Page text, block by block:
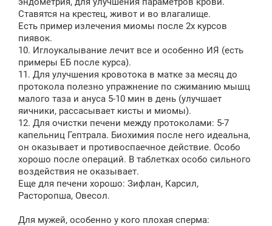
Ставятся на крестец, живот и во влагалище.
Есть пример излечения миомы после 2х курсов
пиявок.
10. Иглоукалывание лечит все и особенно ИЯ (есть
примеры ЕБ после курса).
11. Для улучшения кровотока в матке за месяц до
протокола полезно упражнение по сжиманию мышц
малого таза и ануса 5-10 мин в день (улучшает
яичники, рассасывает кисты и миомы).
12. Для очистки печени между протоколами: 5-7
капельниц Гептрала. Биохимия после него идеальна,
он оказывает и противоспаечное действие. Особо
хорошо после операций. В таблетках особо сильного
воздействия не оказывает.
Еще для печени хорошо: Зифлан, Карсил,
Расторопша, Овесол.
Для мужей, особенно у кого плохая сперма: